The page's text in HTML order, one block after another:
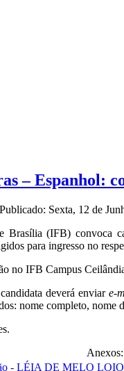
– Espanhol:
Publicado: Sexta, 12 de
(IFB) convoca
para ingresso no
no IFB Campus
deverá enviar e-
nome completo,
Anexos: